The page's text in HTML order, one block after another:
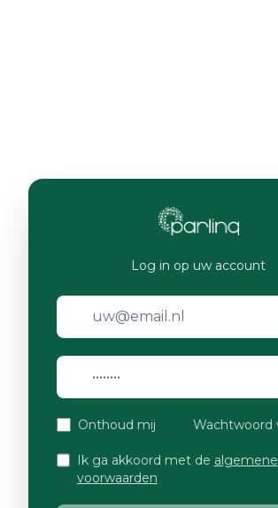
Log in op uw account
Onthoud mij Wachtwoord
Ik ga akkoord met de algemene
voorwaarden